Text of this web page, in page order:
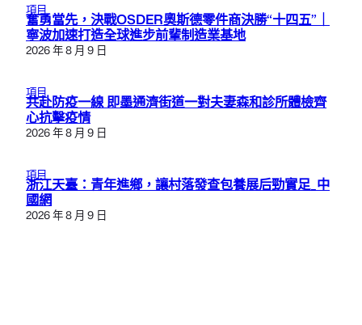
項目
奮勇當先，決戰OSDER奧斯德零件商決勝“十四五”｜
寧波加速打造全球進步前輩制造業基地
2026 年 8 月 9 日
項目
共赴防疫一線 即墨通濟街道一對夫妻森和診所體檢齊
心抗擊疫情
2026 年 8 月 9 日
項目
浙江天臺：青年進鄉，讓村落發查包養展后勁實足_中
國網
2026 年 8 月 9 日